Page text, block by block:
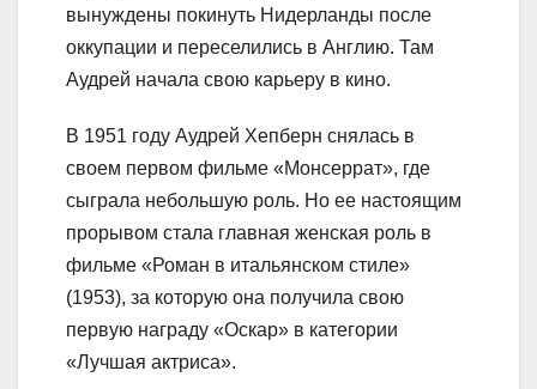
вынуждены покинуть Нидерланды после
оккупации и переселились в Англию. Там
Аудрей начала свою карьеру в кино.
В 1951 году Аудрей Хепберн снялась в
своем первом фильме «Монсеррат», где
сыграла небольшую роль. Но ее настоящим
прорывом стала главная женская роль в
фильме «Роман в итальянском стиле»
(1953), за которую она получила свою
первую награду «Оскар» в категории
«Лучшая актриса».